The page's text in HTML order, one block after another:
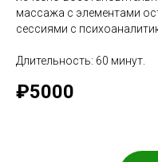
массажа с элементами
сессиями с
Длительность: 60 минут.
₽5000